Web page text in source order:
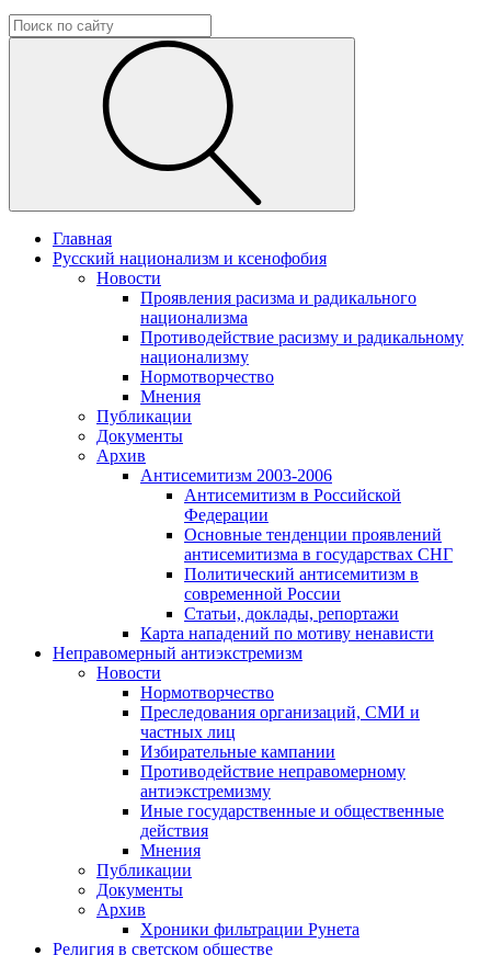
Главная
Русский национализм и ксенофобия
Новости
Проявления расизма и радикального
национализма
Противодействие расизму и радикальному
национализму
Нормотворчество
Мнения
Публикации
Документы
Архив
Антисемитизм 2003-2006
Антисемитизм в Российской
Федерации
Основные тенденции проявлений
антисемитизма в государствах СНГ
Политический антисемитизм в
современной России
Статьи, доклады, репортажи
Карта нападений по мотиву ненависти
Неправомерный антиэкстремизм
Новости
Нормотворчество
Преследования организаций, СМИ и
частных лиц
Избирательные кампании
Противодействие неправомерному
антиэкстремизму
Иные государственные и общественные
действия
Мнения
Публикации
Документы
Архив
Хроники фильтрации Рунета
Религия в светском обществе